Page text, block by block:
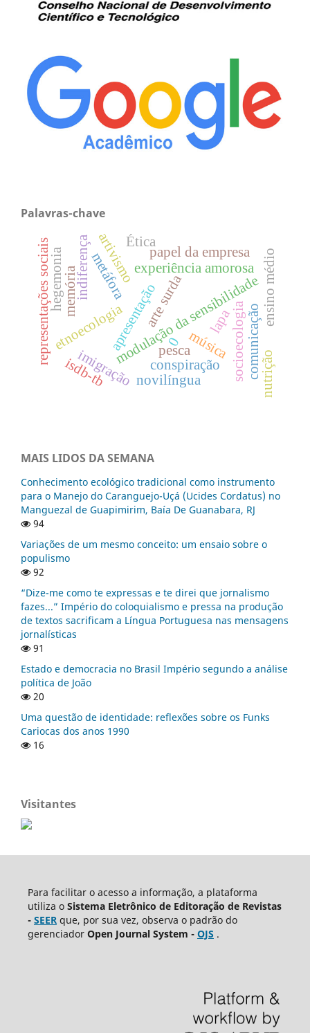
Palavras-chave
experiência amorosa
modulação da sensibilidade
metáfora
indiferença
apresentação
etnoecologia socioecologia
pesca
ensino médio
imigração conspiração
arte surda
artivismo papel da empresa
Ética
representações sociais música comunicação
memória
lapa
isdb-tb
hegemonia
0
novilíngua nutrição
MAIS LIDOS DA SEMANA
Conhecimento ecológico tradicional como instrumento
para o Manejo do Caranguejo-Uçá (Ucides Cordatus) no
Manguezal de Guapimirim, Baía De Guanabara, RJ
94
Variações de um mesmo conceito: um ensaio sobre o
populismo
92
“Dize-me como te expressas e te direi que jornalismo
fazes...” Império do coloquialismo e pressa na produção
de textos sacrificam a Língua Portuguesa nas mensagens
jornalísticas
91
Estado e democracia no Brasil Império segundo a análise
política de João
20
Uma questão de identidade: reflexões sobre os Funks
Cariocas dos anos 1990
16
Visitantes
Para facilitar o acesso a informação, a plataforma
utiliza o Sistema Eletrônico de Editoração de Revistas
- SEERque, por sua vez, observa o padrão do
gerenciador Open Journal System - OJS .